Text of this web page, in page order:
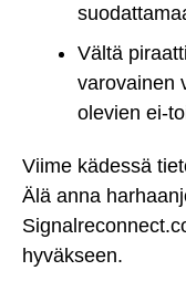
Vältä
varovainen
olevien ei-
Viime kädessä
Älä anna
hyväkseen.